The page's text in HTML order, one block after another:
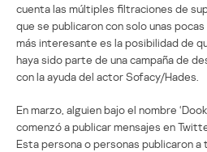
cuenta las múltiples filtraciones de
que se publicaron con solo unas
más interesante es la posibilidad de
haya sido parte de una campaña de
con la ayuda del actor Sofacy/Hades.
En marzo, alguien bajo el nombre
comenzó a publicar mensajes en
Esta persona o personas publicaron a